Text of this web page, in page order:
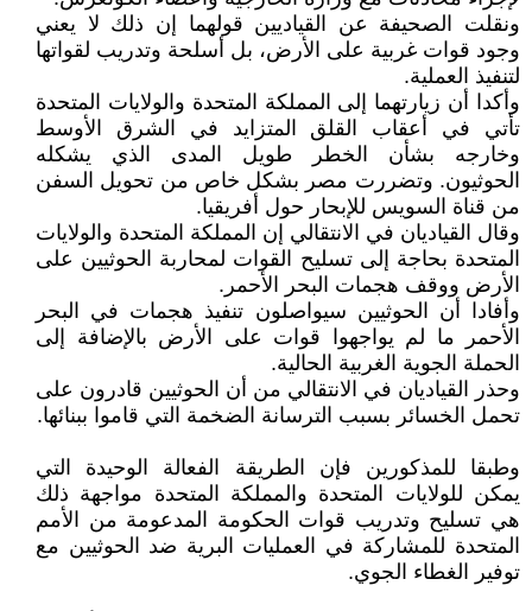
ونقلت الصحيفة عن القياديين قولهما إن ذلك لا يعني
وجود قوات غربية على الأرض، بل أسلحة وتدريب لقواتها
لتنفيذ العملية.
وأكدا أن زيارتهما إلى المملكة المتحدة والولايات المتحدة
تأتي في أعقاب القلق المتزايد في الشرق الأوسط
وخارجه بشأن الخطر طويل المدى الذي يشكله
الحوثيون. وتضررت مصر بشكل خاص من تحويل السفن
من قناة السويس للإبحار حول أفريقيا.
وقال القياديان في الانتقالي إن المملكة المتحدة والولايات
المتحدة بحاجة إلى تسليح القوات لمحاربة الحوثيين على
الأرض ووقف هجمات البحر الأحمر.
وأفادا أن الحوثيين سيواصلون تنفيذ هجمات في البحر
الأحمر ما لم يواجهوا قوات على الأرض بالإضافة إلى
الحملة الجوية الغربية الحالية.
وحذر القياديان في الانتقالي من أن الحوثيين قادرون على
تحمل الخسائر بسبب الترسانة الضخمة التي قاموا ببنائها.
وطبقا للمذكورين فإن الطريقة الفعالة الوحيدة التي
يمكن للولايات المتحدة والمملكة المتحدة مواجهة ذلك
هي تسليح وتدريب قوات الحكومة المدعومة من الأمم
المتحدة للمشاركة في العمليات البرية ضد الحوثيين مع
توفير الغطاء الجوي.